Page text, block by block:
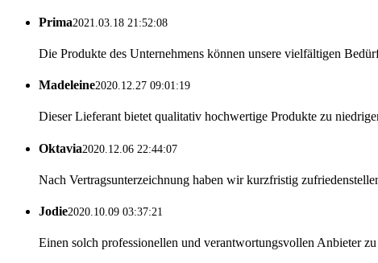
Prima2021.03.18 21:52:08
Die Produkte des Unternehmens können unsere vielfältigen
Madeleine2020.12.27 09:01:19
Dieser Lieferant bietet qualitativ hochwertige Produkte zu
Oktavia2020.12.06 22:44:07
Nach Vertragsunterzeichnung haben wir kurzfristig
Jodie2020.10.09 03:37:21
Einen solch professionellen und verantwortungsvollen Anbieter